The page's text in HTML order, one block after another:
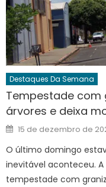
Destaques Da Semana
Tempestade com
árvores e deixa
Posted
on
15 de dezembro de
O último domingo
inevitável aconteceu.
tempestade com